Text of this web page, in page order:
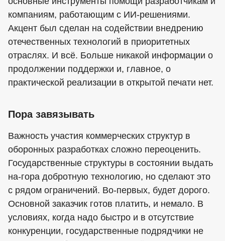
компаниям, работающим с ИИ-решениями.
Акцент был сделан на содействии внедрению
отечественных технологий в приоритетных
отраслях. И всё. Больше никакой информации о
продолжении поддержки и, главное, о
практической реализации в открытой печати нет.
Пора завязывать
Важность участия коммерческих структур в
оборонных разработках сложно переоценить.
Государственные структуры в состоянии выдать
на-гора добротную технологию, но сделают это
с рядом ограничений. Во-первых, будет дорого.
Основной заказчик готов платить, и немало. В
условиях, когда надо быстро и в отсутствие
конкуренции, государственные подрядчики не